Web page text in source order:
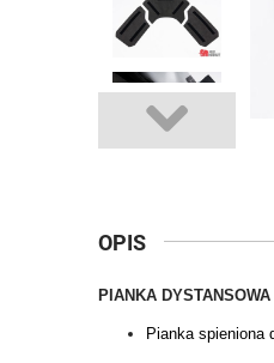
OPIS
PIANKA
Pianka spieniona